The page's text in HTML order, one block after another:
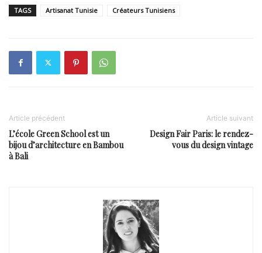
TAGS Artisanat Tunisie Créateurs Tunisiens
Article précédent
L’école Green School est un
bijou d’architecture en Bambou
à Bali
Article suivant
Design Fair Paris: le rendez-
vous du design vintage